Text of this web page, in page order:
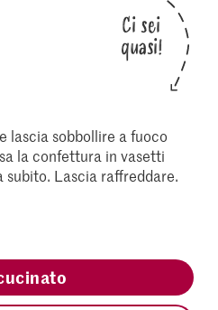
Ci sei
quasi!
lascia sobbollire a fuoco
la confettura in vasetti
subito. Lascia raffreddare.